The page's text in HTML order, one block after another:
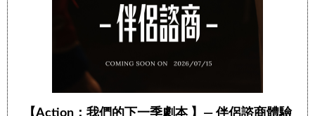
【Action：我們的下一季劇本 】— 伴侶諮商體驗